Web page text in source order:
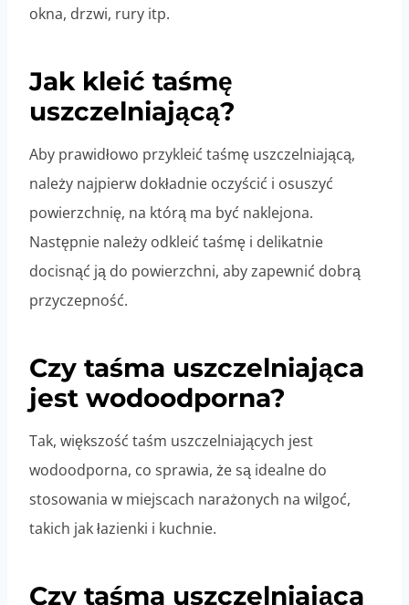
okna, drzwi, rury itp.
Jak kleić taśmę
uszczelniającą?
Aby prawidłowo przykleić taśmę uszczelniającą,
należy najpierw dokładnie oczyścić i osuszyć
powierzchnię, na którą ma być naklejona.
Następnie należy odkleić taśmę i delikatnie
docisnąć ją do powierzchni, aby zapewnić dobrą
przyczepność.
Czy taśma uszczelniająca
jest wodoodporna?
Tak, większość taśm uszczelniających jest
wodoodporna, co sprawia, że są idealne do
stosowania w miejscach narażonych na wilgoć,
takich jak łazienki i kuchnie.
Czy taśma uszczelniająca